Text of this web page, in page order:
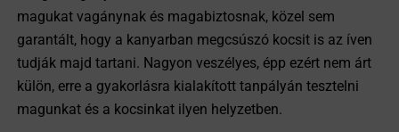
magukat vagánynak és magabiztosnak, közel sem
garantált, hogy a kanyarban megcsúszó kocsit is az íven
tudják majd tartani. Nagyon veszélyes, épp ezért nem árt
külön, erre a gyakorlásra kialakított tanpályán tesztelni
magunkat és a kocsinkat ilyen helyzetben.